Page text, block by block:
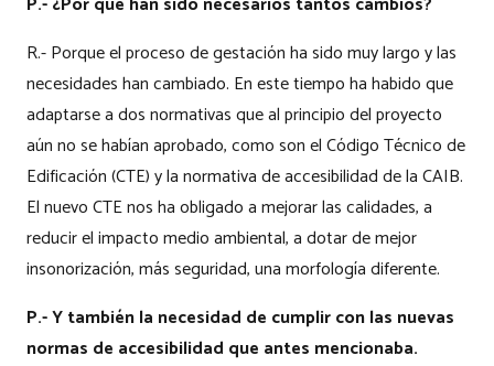
R.- Porque el proceso de gestación ha sido muy largo y las
necesidades han cambiado. En este tiempo ha habido que
adaptarse a dos normativas que al principio del proyecto
aún no se habían aprobado, como son el Código Técnico de
Edificación (CTE) y la normativa de accesibilidad de la CAIB.
El nuevo CTE nos ha obligado a mejorar las calidades, a
reducir el impacto medio ambiental, a dotar de mejor
insonorización, más seguridad, una morfología diferente.
P.- Y también la necesidad de cumplir con las nuevas
normas de accesibilidad que antes mencionaba.